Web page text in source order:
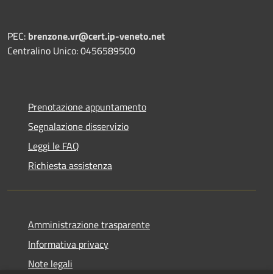
PEC: brenzone.vr@cert.ip-veneto.net
Centralino Unico: 0456589500
Prenotazione appuntamento
Segnalazione disservizio
Leggi le FAQ
Richiesta assistenza
Amministrazione trasparente
Informativa privacy
Note legali